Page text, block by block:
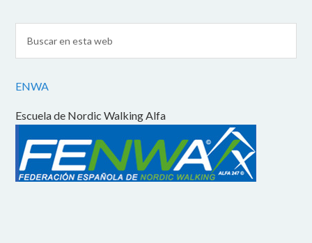
ENWA
Escuela de Nordic Walking Alfa